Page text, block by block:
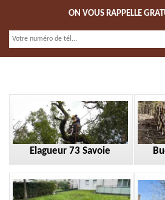
ON VOUS RAPPELLE
Elagueur 73 Savoie